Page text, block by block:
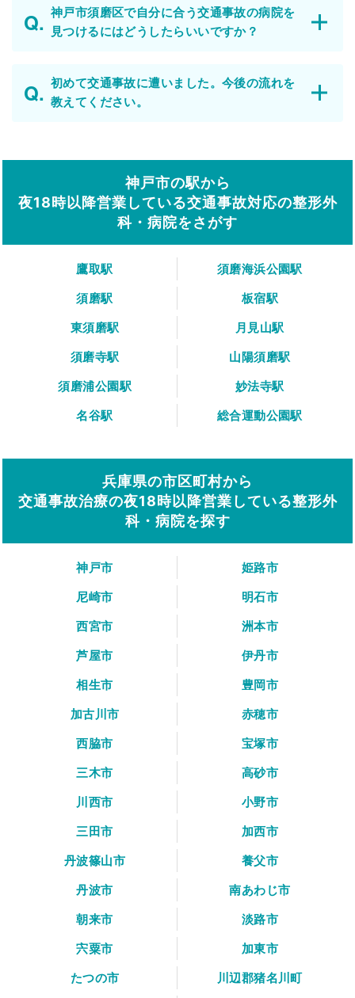
神戸市須磨区で自分に合う交通事故の病院を
見つけるにはどうしたらいいですか？
初めて交通事故に遭いました。今後の流れを
教えてください。
神戸市の駅から
夜18時以降営業している交通事故対応の整形外
科・病院をさがす
鷹取駅
須磨海浜公園駅
須磨駅
板宿駅
東須磨駅
月見山駅
須磨寺駅
山陽須磨駅
須磨浦公園駅
妙法寺駅
名谷駅
総合運動公園駅
兵庫県の市区町村から
交通事故治療の夜18時以降営業している整形外
科・病院を探す
神戸市
姫路市
尼崎市
明石市
西宮市
洲本市
芦屋市
伊丹市
相生市
豊岡市
加古川市
赤穂市
西脇市
宝塚市
三木市
高砂市
川西市
小野市
三田市
加西市
丹波篠山市
養父市
丹波市
南あわじ市
朝来市
淡路市
宍粟市
加東市
たつの市
川辺郡猪名川町